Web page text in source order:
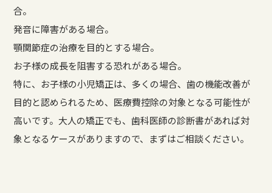
合。
発音に障害がある場合。
顎関節症の治療を目的とする場合。
お子様の成長を阻害する恐れがある場合。
特に、お子様の小児矯正は、多くの場合、歯の機能改善が
目的と認められるため、医療費控除の対象となる可能性が
高いです。大人の矯正でも、歯科医師の診断書があれば対
象となるケースがありますので、まずはご相談ください。